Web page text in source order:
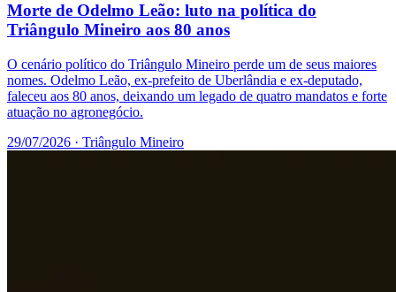
Morte de Odelmo Leão: luto na política do
Triângulo Mineiro aos 80 anos
O cenário político do Triângulo Mineiro perde um de seus maiores
nomes. Odelmo Leão, ex-prefeito de Uberlândia e ex-deputado,
faleceu aos 80 anos, deixando um legado de quatro mandatos e forte
atuação no agronegócio.
29/07/2026 · Triângulo Mineiro